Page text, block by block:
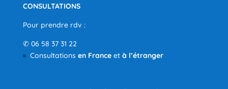
CONSULTATIONS
Pour prendre rdv :
✆ 06 58 37 31 22
Consultations en France et à l’étranger